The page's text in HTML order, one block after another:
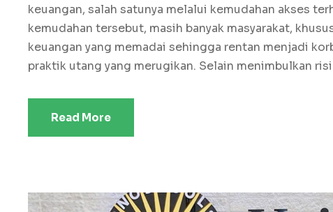
keuangan, salah satunya melalui kemudahan akses
kemudahan tersebut, masih banyak masyarakat,
keuangan yang memadai sehingga rentan menjadi
praktik utang yang merugikan. Selain menimbulkan
Read More